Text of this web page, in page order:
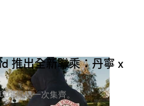
推出全新聯乘：丹寧 x
風格一次集齊。